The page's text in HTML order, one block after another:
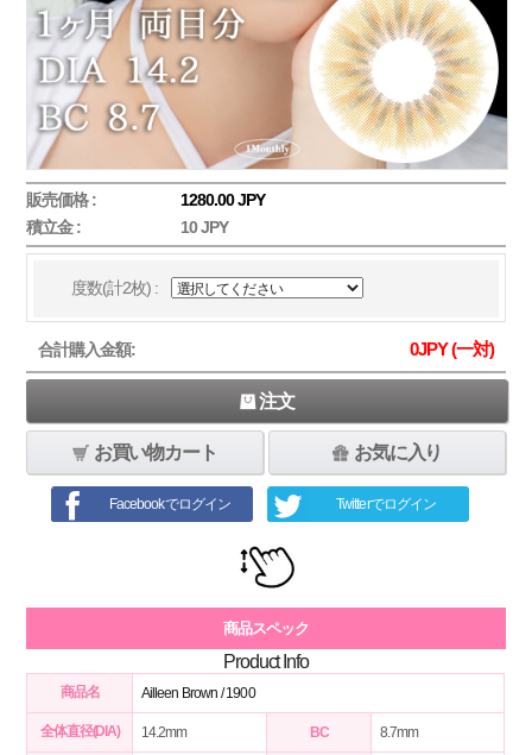
販売価格 :
1280.00 JPY
積立金 :
10 JPY
度数(計2枚) :
合計購入金額: 0JPY (一対)
注文
お買い物カート お気に入り
Facebookでログイン Twitterでログイン
商品スペック
Product Info
商品名 Ailleen Brown / 1900
全体直径(DIA) 14.2mm BC 8.7mm